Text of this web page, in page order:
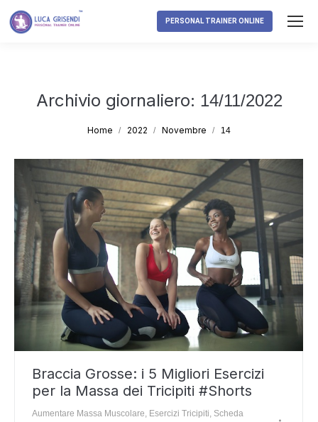
PERSONAL TRAINER ONLINE
Archivio giornaliero: 14/11/2022
Tu sei qui:
Home 2022 Novembre 14
Braccia Grosse: i 5 Migliori Esercizi
per la Massa dei Tricipiti #Shorts
Aumentare Massa Muscolare, Esercizi Tricipiti, Scheda